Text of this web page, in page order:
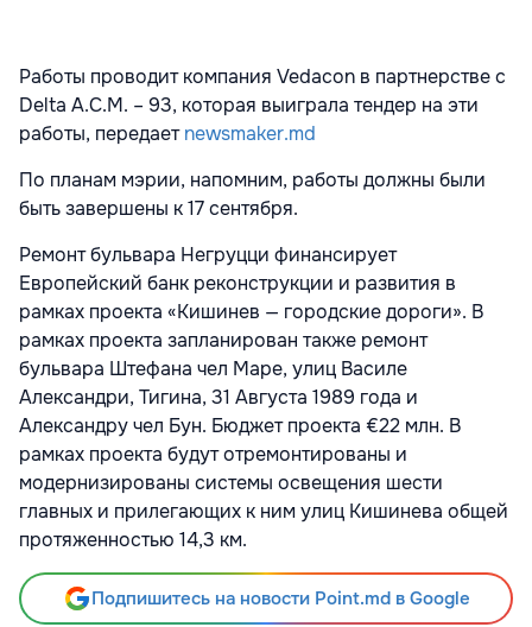
Работы проводит компания Vedacon в партнерстве с
Delta A.C.M. – 93, которая выиграла тендер на эти
работы, передаетnewsmaker.md
По планам мэрии, напомним, работы должны были
быть завершены к 17 сентября.
Ремонт бульвара Негруцци финансирует
Европейский банк реконструкции и развития в
рамках проекта «Кишинев — городские дороги». В
рамках проекта запланирован также ремонт
бульвара Штефана чел Маре, улиц Василе
Александри, Тигина, 31 Августа 1989 года и
Александру чел Бун. Бюджет проекта €22 млн. В
рамках проекта будут отремонтированы и
модернизированы системы освещения шести
главных и прилегающих к ним улиц Кишинева общей
протяженностью 14,3 км.
Подпишитесь на новости Point.md в Google